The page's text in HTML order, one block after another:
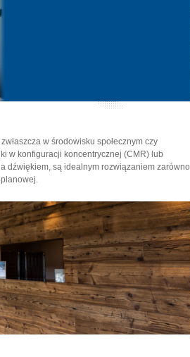
w środowisku społecznym czy
w konfiguracji koncentrycznej (CMR) lub
dźwiękiem, są idealnym rozwiązaniem zarówno